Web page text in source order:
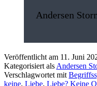
Andersen
Veröffentlicht am 11. Juni
Kategorisiert als Andersen
Verschlagwortet mit
keine, Liebe, Liebe? Keine